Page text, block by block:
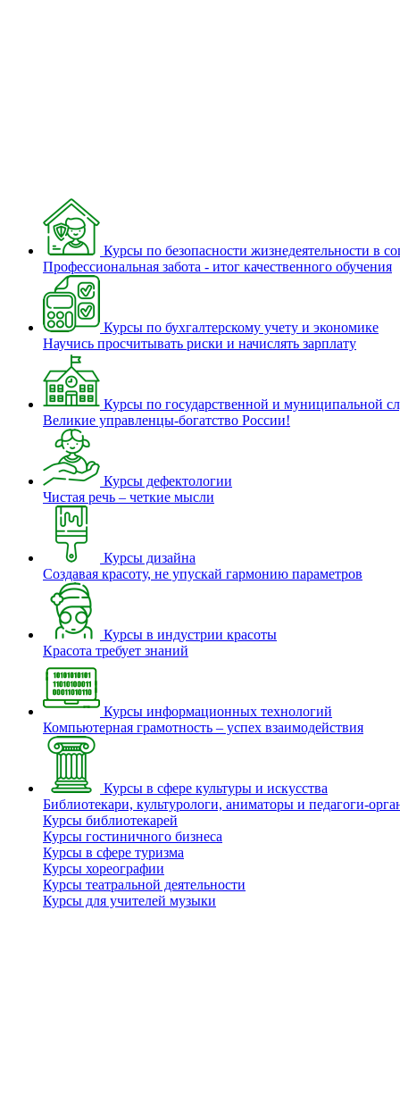
Курсы по безопасности жизнедеятельности в
Профессиональная забота - итог качественного обучения
Курсы по бухгалтерскому учету и экономике
Научись просчитывать риски и начислять зарплату
Курсы по государственной и муниципальной
Великие управленцы-богатство России!
Курсы дефектологии
Чистая речь – четкие мысли
Курсы дизайна
Создавая красоту, не упускай гармонию параметров
Курсы в индустрии красоты
Красота требует знаний
Курсы информационных технологий
Компьютерная грамотность – успех взаимодействия
Курсы в сфере культуры и искусства
Библиотекари, культурологи, аниматоры и педагоги-
Курсы библиотекарей
Курсы гостиничного бизнеса
Курсы в сфере туризма
Курсы хореографии
Курсы театральной деятельности
Курсы для учителей музыки